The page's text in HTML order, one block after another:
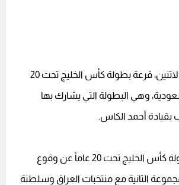
أقيمت ظهر اليوم الاثنين، قرعة بطولة كأس الخليج تحت 20
وهي البطولة التي يشارك بها
أحمد الكاس.
وأسفرت قرعة بطولة كأس الخليج تحت 20 عاماً عن وقوع
الثانية مع منتخبات العراق وسلطنة